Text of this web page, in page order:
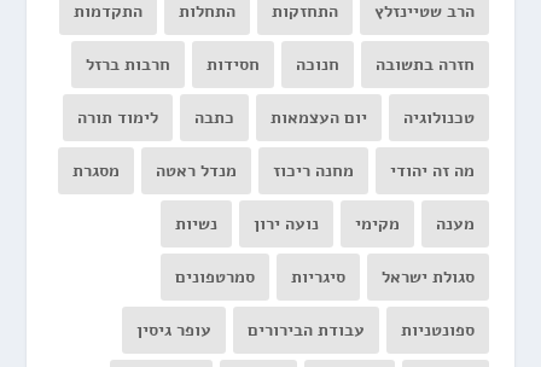
הרב שטיינזלץ התחזקות התחלות התקדמות
חזרה בתשובה חנוכה חסידות חרבות ברזל
טכנולוגיה יום העצמאות כתבה לימוד תורה
מה זה יהודי מחנה ריכוז מנדל ראטה מסגרת
מענה מקימי נועה ירון נשיות
סגולת ישראל סיגריות סמרטפונים
ספונטניות עבודת הבירורים עופר גיסין